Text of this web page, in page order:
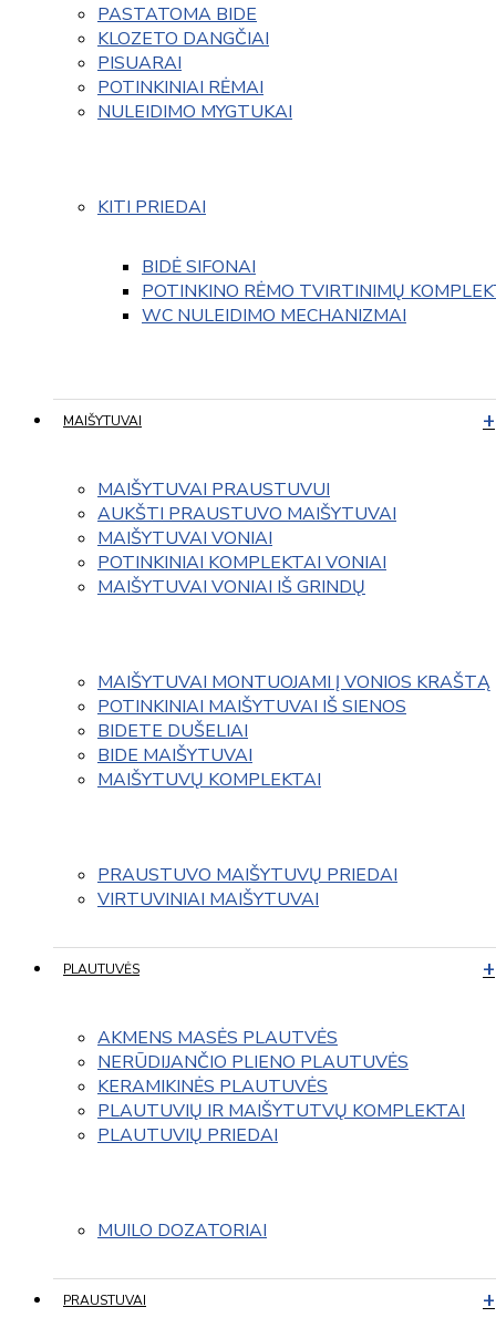
PASTATOMA BIDE
KLOZETO DANGČIAI
PISUARAI
POTINKINIAI RĖMAI
NULEIDIMO MYGTUKAI
KITI PRIEDAI
BIDĖ SIFONAI
POTINKINO RĖMO TVIRTINIMŲ
WC NULEIDIMO MECHANIZMAI
MAIŠYTUVAI
MAIŠYTUVAI PRAUSTUVUI
AUKŠTI PRAUSTUVO MAIŠYTUVAI
MAIŠYTUVAI VONIAI
POTINKINIAI KOMPLEKTAI VONIAI
MAIŠYTUVAI VONIAI IŠ GRINDŲ
MAIŠYTUVAI MONTUOJAMI Į VONIOS KRAŠTĄ
POTINKINIAI MAIŠYTUVAI IŠ SIENOS
BIDETE DUŠELIAI
BIDE MAIŠYTUVAI
MAIŠYTUVŲ KOMPLEKTAI
PRAUSTUVO MAIŠYTUVŲ PRIEDAI
VIRTUVINIAI MAIŠYTUVAI
PLAUTUVĖS
AKMENS MASĖS PLAUTVĖS
NERŪDIJANČIO PLIENO PLAUTUVĖS
KERAMIKINĖS PLAUTUVĖS
PLAUTUVIŲ IR MAIŠYTUTVŲ KOMPLEKTAI
PLAUTUVIŲ PRIEDAI
MUILO DOZATORIAI
PRAUSTUVAI